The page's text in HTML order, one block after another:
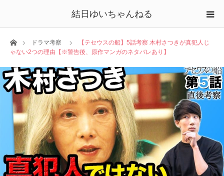
結日ゆいちゃんねる
ホームドラマ考察
【テセウスの船】5話考察 木村さつきが真犯人じ
ゃない2つの理由【※警告後、原作マンガのネタバレあり】